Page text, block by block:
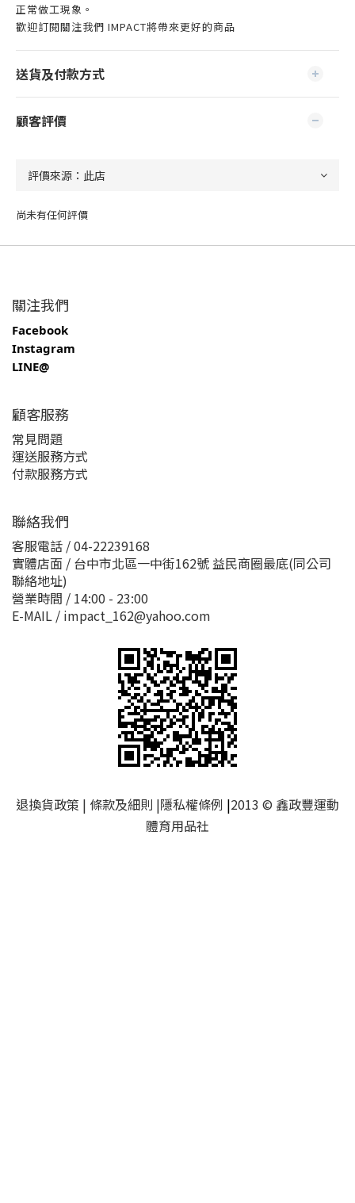
正常做工現象。
歡迎訂閱關注我們 IMPACT將帶來更好的商品
送貨及付款方式
顧客評價
尚未有任何評價
關注我們
Facebook
Instagram
LINE@
顧客服務
常見問題
運送服務方式
付款服務方式
聯絡我們
客服電話 / 04-22239168
實體店面 / 台中市北區一中街162號 益民商圈最底(同公司
聯絡地址)
營業時間 / 14:00 - 23:00
E-MAIL / impact_162@yahoo.com
退換貨政策 | 條款及細則 |隱私權條例 |2013 © 鑫政豐運動
體育用品社